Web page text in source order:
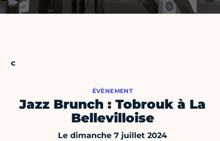
ÉVÈNEMENT
Jazz Brunch : Tobrouk à La
Bellevilloise
Le dimanche 7 juillet 2024